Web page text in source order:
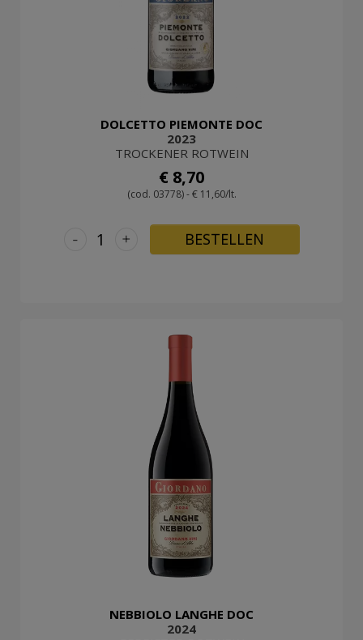
DOLCETTO PIEMONTE DOC
2023
TROCKENER ROTWEIN
€ 8,70
(cod. 03778) - € 11,60/lt.
+
- BESTELLEN
NEBBIOLO LANGHE DOC
2024